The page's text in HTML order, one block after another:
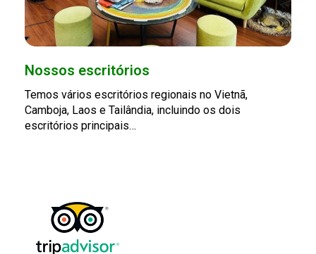
Nossos escritórios
Temos vários escritórios regionais no Vietnã,
Camboja, Laos e Tailândia, incluindo os dois
escritórios principais…